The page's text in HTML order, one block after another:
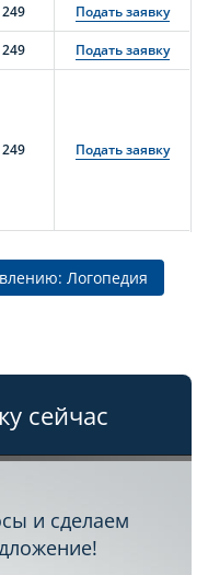
Подать заявку
Подать заявку
Подать заявку
Логопедия
сейчас
и сделаем